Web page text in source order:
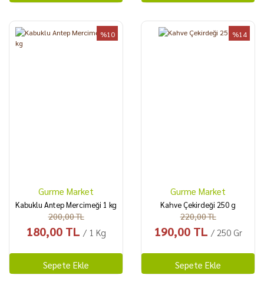
%10
Gurme Market
Kabuklu Antep Mercimeği 1 kg
200,00 TL
180,00 TL / 1 Kg
Sepete Ekle
%14
Gurme Market
Kahve Çekirdeği 250 g
220,00 TL
190,00 TL / 250 Gr
Sepete Ekle